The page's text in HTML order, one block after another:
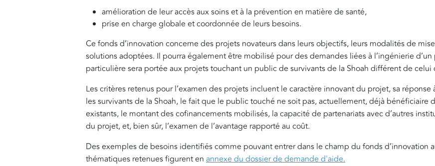
amélioration de leur accès aux soins et à la prévention en matière de santé,
prise en charge globale et coordonnée de leurs besoins.
Ce fonds d’innovation concerne des projets novateurs dans leurs objectifs, leurs modalités de
solutions adoptées. Il pourra également être mobilisé pour des demandes liées à l’ingénierie
particulière sera portée aux projets touchant un public de survivants de la Shoah différent de celui
Les critères retenus pour l’examen des projets incluent le caractère innovant du projet, sa
les survivants de la Shoah, le fait que le public touché ne soit pas, actuellement, déjà bénéficiaire
existants, le montant des cofinancements mobilisés, la capacité de partenariats avec d’autres
du projet, et, bien sûr, l’examen de l’avantage rapporté au coût.
Des exemples de besoins identifiés comme pouvant entrer dans le champ du fonds d’innovation
thématiques retenues figurent en annexe du dossier de demande d'aide.